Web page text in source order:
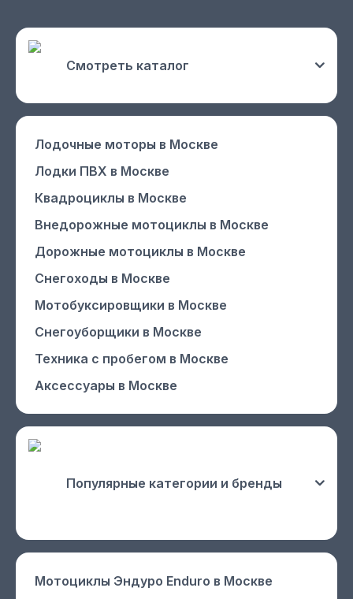
Смотреть каталог
Лодочные моторы в Москве
Лодки ПВХ в Москве
Квадроциклы в Москве
Внедорожные мотоциклы в Москве
Дорожные мотоциклы в Москве
Снегоходы в Москве
Мотобуксировщики в Москве
Снегоуборщики в Москве
Техника с пробегом в Москве
Аксессуары в Москве
Популярные категории и бренды
Мотоциклы Эндуро Enduro в Москве